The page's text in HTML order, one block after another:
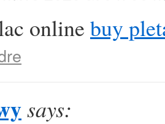
online buy
says: